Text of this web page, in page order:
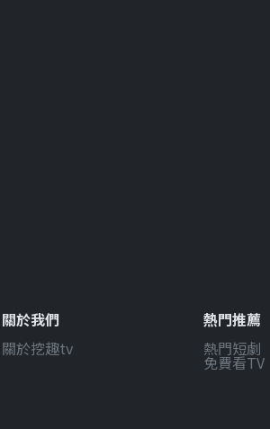
關於我們
關於挖趣tv
熱門推薦
熱門短劇
免費看TV